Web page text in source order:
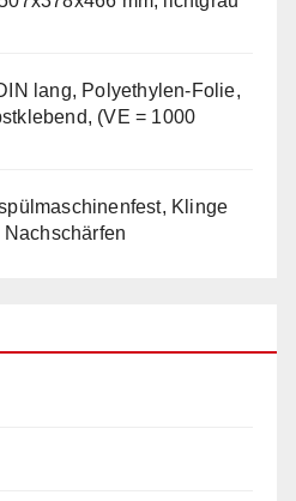
lang, Polyethylen-Folie,
(VE = 1000
Klinge